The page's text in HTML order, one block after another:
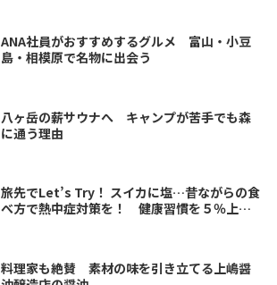
ANA社員がおすすめするグルメ 富山・小豆
島・相模原で名物に出会う
八ヶ岳の薪サウナへ キャンプが苦手でも森
に通う理由
旅先でLet’s Try！ スイカに塩…昔ながらの食
べ方で熱中症対策を！ 健康習慣を５％上げ
料理家も絶賛 素材の味を引き立てる上嶋醤